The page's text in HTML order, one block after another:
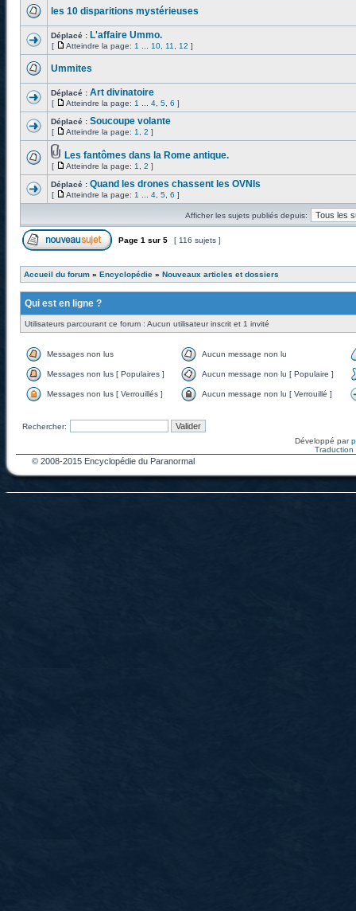
les 10 disparitions mystérieuses
Déplacé : L'affaire Ummo.
[ Atteindre la page: 1 10 11 12 ]
Ummites
Déplacé : Art divinatoire
[ Atteindre la page: 1 4 5 6 ]
Déplacé : Soucoupe volante
[ Atteindre la page: 1 2 ]
Les fantômes dans la Rome antique.
[ Atteindre la page: 1 2 ]
Déplacé : Quand les drones chassent les OVNIs
[ Atteindre la page: 1 4 5 6 ]
Afficher les sujets publiés depuis:
Page 1 sur 5 [ 116 sujets ]
Accueil du forum » Encyclopédie » Nouveaux articles et dossiers
Qui est en ligne ?
Utilisateurs parcourant ce forum : Aucun utilisateur inscrit et 1 invité
Messages non lus Aucun message non lu
Messages non lus [ Populaires ] Aucun message non lu [ Populaire ]
Messages non lus [ Verrouillés ] Aucun message non lu [ Verrouillé ]
Rechercher:
Développé par
Traduction
© 2008-2015 Encyclopédie du Paranormal